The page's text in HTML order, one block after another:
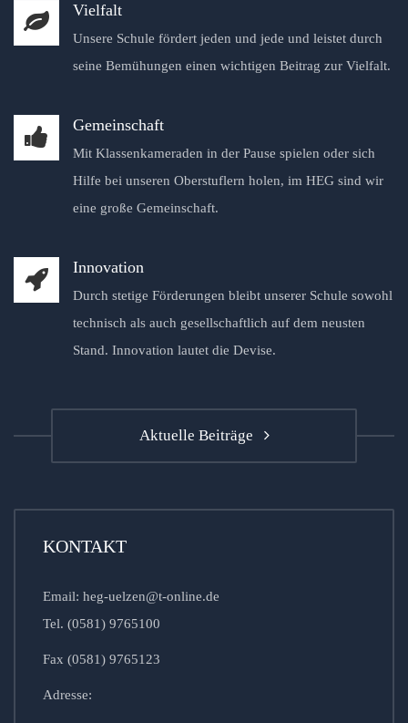
Vielfalt
Unsere Schule fördert jeden und jede und leistet durch
seine Bemühungen einen wichtigen Beitrag zur Vielfalt.
Gemeinschaft
Mit Klassenkameraden in der Pause spielen oder sich
Hilfe bei unseren Oberstuflern holen, im HEG sind wir
eine große Gemeinschaft.
Innovation
Durch stetige Förderungen bleibt unserer Schule sowohl
technisch als auch gesellschaftlich auf dem neusten
Stand. Innovation lautet die Devise.
Aktuelle Beiträge
KONTAKT
Email: heg-uelzen@t-online.de
Tel. (0581) 9765100
Fax (0581) 9765123
Adresse: